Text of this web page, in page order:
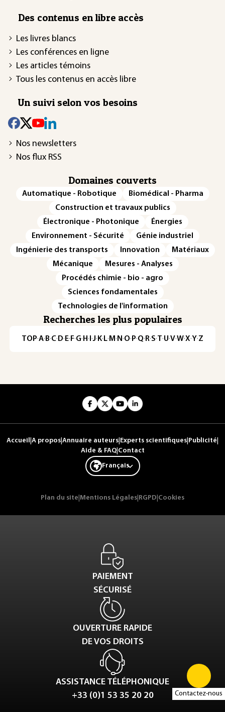
Contactez-nous
Des contenus en libre accès
Les livres blancs
Les conférences en ligne
Les articles témoins
Tous les contenus en accès libre
Un suivi selon vos besoins
Nos newsletters
Nos flux RSS
Domaines couverts
Automatique - Robotique
Biomédical - Pharma
Construction et travaux publics
Électronique - Photonique
Énergies
Environnement - Sécurité
Génie industriel
Ingénierie des transports
Innovation
Matériaux
Mécanique
Mesures - Analyses
Procédés chimie - bio - agro
Sciences fondamentales
Technologies de l'information
Recherches les plus populaires
TOP·A·B·C· D· E· F·G· H · ·J· K· L· M · N ·O· P·Q· R·S·T·U·V·W·X·Y·Z
Accueil A propos Annuaire auteurs Experts scientifiques Publicité
Aide & FAQ| Contact
Français
Plan du site Mentions Légales RGPD Cookies
PAIEMENT
SÉCURISÉ
OUVERTURE RAPIDE
DE VOS DROITS
ASSISTANCE TÉLÉPHONIQUE
+33 (0)1 53 35 20 20